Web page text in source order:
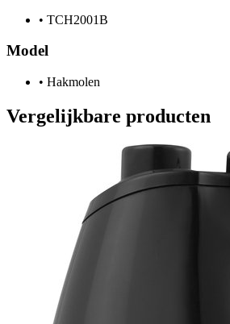
• TCH2001B
Model
• Hakmolen
Vergelijkbare producten